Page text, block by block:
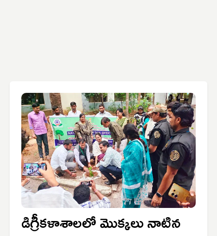
డిగ్రీకళాశాలలో మొక్కలు నాటిన